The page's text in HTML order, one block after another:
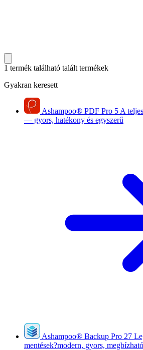
1 termék található talált termékek
Gyakran keresett
Ashampoo® PDF Pro 5 A
— gyors, hatékony és egyszerű
Ashampoo® Backup Pro 27
mentések?modern, gyors, megbízható